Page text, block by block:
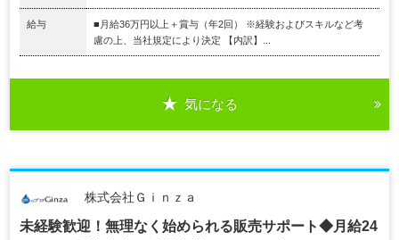
給与
■月給36万円以上＋賞与（年2回） ※経験およびスキルなど考
慮の上、当社規定により決定 【内訳】...
気になる
株式会社Ｇｉｎｚａ
未経験歓迎！無理なく始められる販売サポート◆月給24